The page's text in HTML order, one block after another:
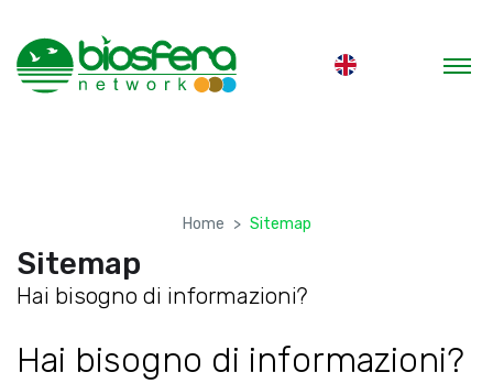
Home Sitemap
Sitemap
Hai bisogno di informazioni?
Hai bisogno di informazioni?